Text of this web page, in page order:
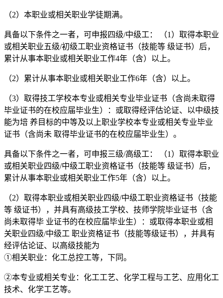
（2）本职业或相关职业学徒期满。
具备以下条件之一者，可申报四级/中级工： （1）取得本职业
或相关职业五级/初级工职业资格证书（技能等 级证书）后，
累计从事本职业或相关职业工作4年（含）以上。
（2）累计从事本职业或相关职业工作6年（含）以上。
（3）取得技工学校本专业或相关专业毕业证书（含尚未取得
毕业证书的在校应届毕业生）：或取得经评估论证、以中级技
能为培 养目标的中等及以上职业学校本专业或相关专业毕业
证书（含尚未 取得毕业证书的在校应届毕业生）。
具备以下条件之一者，可申报三级/高级工： （1）取得本职业
或相关职业四级/中级工职业资格证书（技能等 级证书）后，
累计从事本职业或相关职业工作5年（含）以上。
（2）取得本职业或相关职业四级/中级工职业资格证书（技能
等 级证书），并具有高级技工学校、技师学院毕业证书（含
尚未取得毕 业证书的在校应届毕业生）：或取得本职业或相
关职业四级/中级工 职业资格证书（技能等级证书），并具有
经评估论证、以高级技能为
①相关职业：化工总控工等，下同。
②本专业或相关专业：化工工艺、化学工程与工艺、应用化工
技术、化学工艺等。